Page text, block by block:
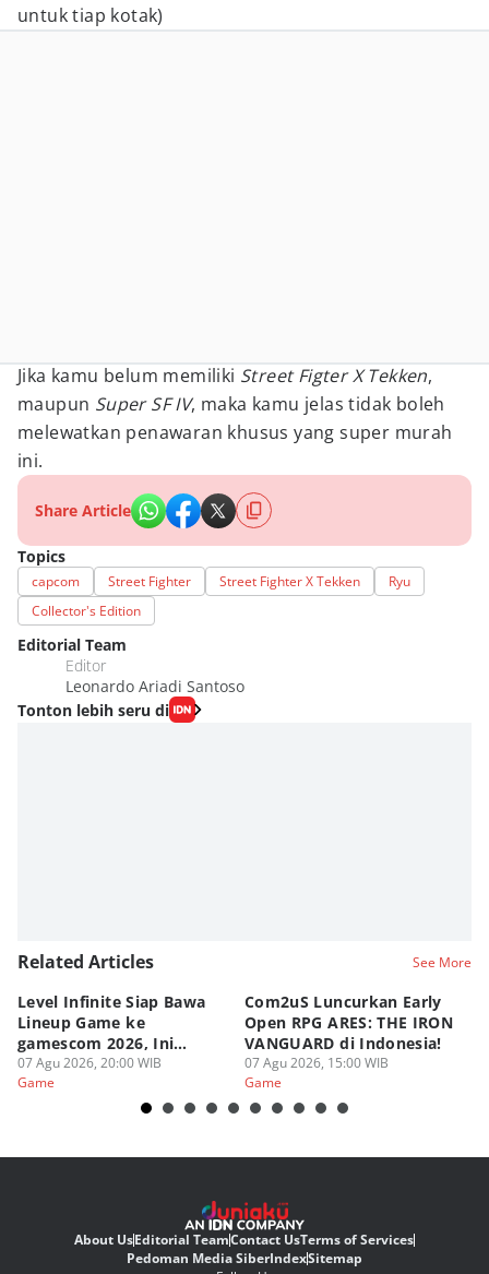
untuk tiap kotak)
Jika kamu belum memiliki Street Figter X Tekken,
maupun Super SF IV, maka kamu jelas tidak boleh
melewatkan penawaran khusus yang super murah
ini.
Share Article
Topics
capcom Street Fighter Street Fighter X Tekken
Ryu
Collector's Edition
Editorial Team
Editor
Leonardo Ariadi Santoso
Tonton lebih seru di
Related Articles See More
Level Infinite Siap Bawa
Lineup Game ke
gamescom 2026, Ini
Judulnya!
07 Agu 2026, 20:00 WIB
Game
Com2uS Luncurkan Early
Open RPG ARES: THE IRON
VANGUARD di Indonesia!
07 Agu 2026, 15:00 WIB
Game
About UsEditorial TeamContact UsTerms of Services
Pedoman Media SiberIndexSitemap